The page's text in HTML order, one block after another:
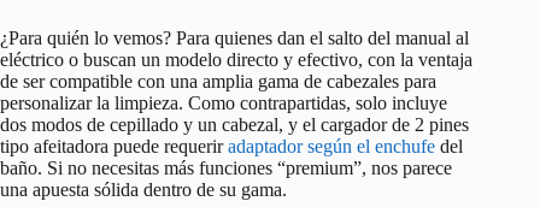
¿Para quién lo vemos? Para quienes dan el salto del manual al
eléctrico o buscan un modelo directo y efectivo, con la ventaja
de ser compatible con una amplia gama de cabezales para
personalizar la limpieza. Como contrapartidas, solo incluye
dos modos de cepillado y un cabezal, y el cargador de 2 pines
tipo afeitadora puede requeriradaptador según el enchufe del
baño. Si no necesitas más funciones “premium”, nos parece
una apuesta sólida dentro de su gama.